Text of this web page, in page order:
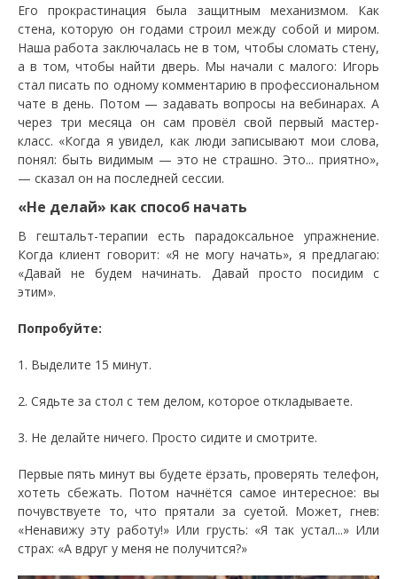
Его прокрастинация была защитным механизмом. Как
стена, которую он годами строил между собой и миром.
Наша работа заключалась не в том, чтобы сломать стену,
а в том, чтобы найти дверь. Мы начали с малого: Игорь
стал писать по одному комментарию в профессиональном
чате в день. Потом — задавать вопросы на вебинарах. А
через три месяца он сам провёл свой первый мастер-
класс. «Когда я увидел, как люди записывают мои слова,
понял: быть видимым — это не страшно. Это... приятно»,
— сказал он на последней сессии.
«Не делай» как способ начать
В гештальт-терапии есть парадоксальное упражнение.
Когда клиент говорит: «Я не могу начать», я предлагаю:
«Давай не будем начинать. Давай просто посидим с
этим».
Попробуйте:
1. Выделите 15 минут.
2. Сядьте за стол с тем делом, которое откладываете.
3. Не делайте ничего. Просто сидите и смотрите.
Первые пять минут вы будете ёрзать, проверять телефон,
хотеть сбежать. Потом начнётся самое интересное: вы
почувствуете то, что прятали за суетой. Может, гнев:
«Ненавижу эту работу!» Или грусть: «Я так устал...» Или
страх: «А вдруг у меня не получится?»